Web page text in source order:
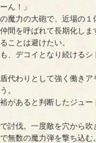
ん！」
魔力の大砲で、近場の１
間を呼ばれて長期化しま
ことは避けたい。
、デコイとなり続けるシ
代わりとして強く働きア
。
があると判断したジュー
討伐。一度敵を穴から吹
無数の魔力弾を撃ち込む。